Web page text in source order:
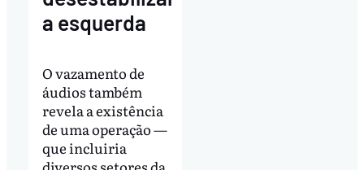
a esquerda
O vazamento de
áudios também
revela a existência
de uma operação —
que incluiria